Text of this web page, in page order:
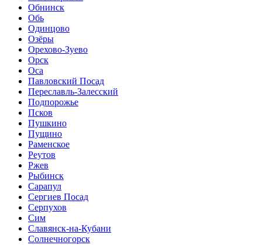
Обнинск
Обь
Одинцово
Озёры
Орехово-Зуево
Орск
Оса
Павловский Посад
Переславль-Залесский
Подпорожье
Псков
Пушкино
Пущино
Раменское
Реутов
Ржев
Рыбинск
Сарапул
Сергиев Посад
Серпухов
Сим
Славянск-на-Кубани
Солнечногорск